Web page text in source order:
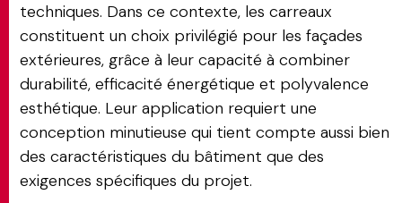
techniques. Dans ce contexte, les carreaux
constituent un choix privilégié pour les façades
extérieures, grâce à leur capacité à combiner
durabilité, efficacité énergétique et polyvalence
esthétique. Leur application requiert une
conception minutieuse qui tient compte aussi bien
des caractéristiques du bâtiment que des
exigences spécifiques du projet.